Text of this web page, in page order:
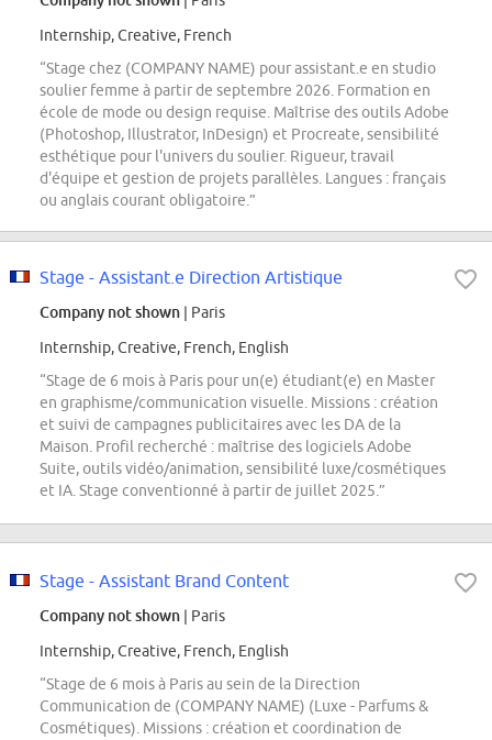
Internship, Creative, French
“Stage chez (COMPANY NAME) pour assistant.e en studio
soulier femme à partir de septembre 2026. Formation en
école de mode ou design requise. Maîtrise des outils Adobe
(Photoshop, Illustrator, InDesign) et Procreate, sensibilité
esthétique pour l'univers du soulier. Rigueur, travail
d'équipe et gestion de projets parallèles. Langues : français
ou anglais courant obligatoire.”
Stage - Assistant.e Direction Artistique
Company not shown | Paris
Internship, Creative, French, English
“Stage de 6 mois à Paris pour un(e) étudiant(e) en Master
en graphisme/communication visuelle. Missions : création
et suivi de campagnes publicitaires avec les DA de la
Maison. Profil recherché : maîtrise des logiciels Adobe
Suite, outils vidéo/animation, sensibilité luxe/cosmétiques
et IA. Stage conventionné à partir de juillet 2025.”
Stage - Assistant Brand Content
Company not shown | Paris
Internship, Creative, French, English
“Stage de 6 mois à Paris au sein de la Direction
Communication de (COMPANY NAME) (Luxe - Parfums &
Cosmétiques). Missions : création et coordination de